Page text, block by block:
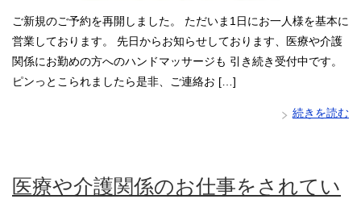
ご新規のご予約を再開しました。 ただいま1日にお一人様を基本に
営業しております。 先日からお知らせしております、医療や介護
関係にお勤めの方へのハンドマッサージも 引き続き受付中です。
ピンっとこられましたら是非、ご連絡お […]
続きを読む
医療や介護関係のお仕事をされてい